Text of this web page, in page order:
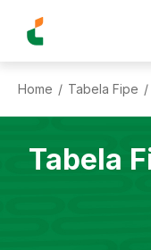
Home / Tabela Fipe /
Tabela